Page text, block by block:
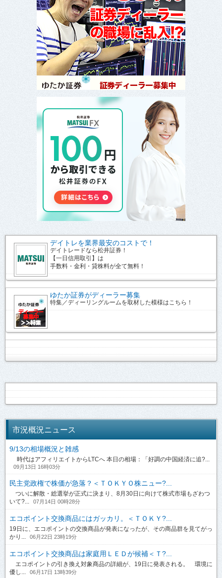
デイトレを業界最安のコストで！
デイトレードなら松井証券！
【一日信用取引】は
手数料・金利・貸株料が全て無料！
ゆたか証券がディーラー募集
特集／ディーリングルームを取材した模様はこちら！
市況概況ニュース
9/13の相場概況と雑感
時代はアフィリエイトからLTCへ 本日の相場：「好調の中国経済に追?...
09月13日 16時03分
民主党政権で株価が急落？＜ＴＯＫＹＯ株ニュー?...
ついに解散・総選挙が正式に決まり、8月30日に向けて株式市場もざわつ
いて?...
07月14日 00時28分
エコポイント交換商品にはガッカリ。＜ＴＯＫＹ?...
19日に、エコポイントの交換商品が発表になったが、その商品群を見てがっ
かり...
06月22日 23時19分
エコポイント交換商品は家庭用ＬＥＤが候補＜Ｔ?...
エコポイントの引き換え対象商品の詳細が、19日に発表される。 環境に
優し...
06月17日 13時39分